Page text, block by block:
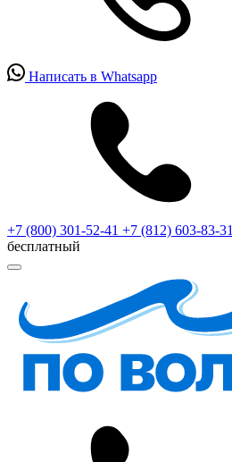
Написать в Whatsapp
+7 (800) 301-52-41 +7 (812) 603-83-31
бесплатный